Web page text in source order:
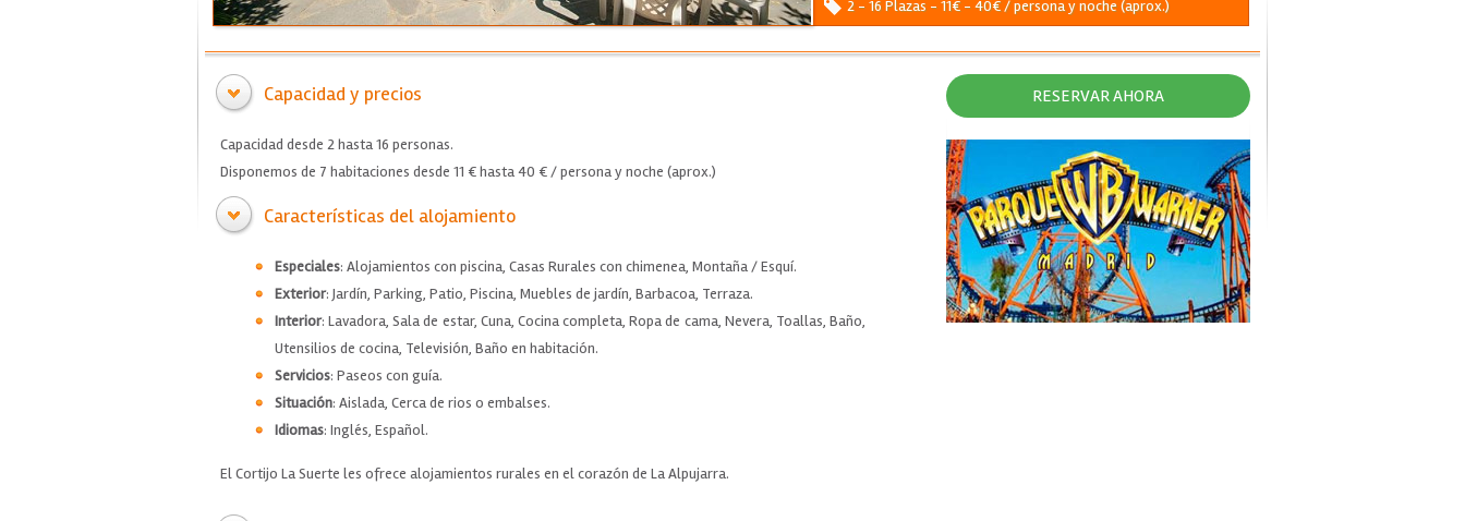
2 - 16 Plazas - 11€ - 40€ / persona y noche (aprox.)
Capacidad y precios
Capacidad desde 2 hasta 16 personas.
Disponemos de 7 habitaciones desde 11 € hasta 40 € / persona y noche (aprox.)
Características del alojamiento
Especiales: Alojamientos con piscina, Casas Rurales con chimenea, Montaña / Esquí.
Exterior: Jardín, Parking, Patio, Piscina, Muebles de jardín, Barbacoa, Terraza.
Interior: Lavadora, Sala de estar, Cuna, Cocina completa, Ropa de cama, Nevera, Toallas, Baño,
Utensilios de cocina, Televisión, Baño en habitación.
Servicios: Paseos con guía.
Situación: Aislada, Cerca de rios o embalses.
Idiomas: Inglés, Español.
El Cortijo La Suerte les ofrece alojamientos rurales en el corazón de La Alpujarra.
RESERVAR AHORA